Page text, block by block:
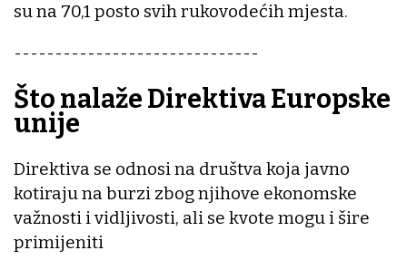
su na 70,1 posto svih rukovodećih mjesta.
------------------------------
Što nalaže Direktiva Europske
unije
Direktiva se odnosi na društva koja javno
kotiraju na burzi zbog njihove ekonomske
važnosti i vidljivosti, ali se kvote mogu i šire
primijeniti